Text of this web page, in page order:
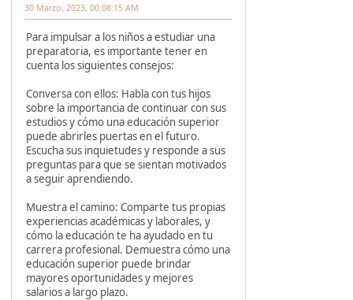
30 Marzo, 2023, 00:08:15 AM
Para impulsar a los niños a estudiar una
preparatoria, es importante tener en
cuenta los siguientes consejos:
Conversa con ellos: Habla con tus hijos
sobre la importancia de continuar con sus
estudios y cómo una educación superior
puede abrirles puertas en el futuro.
Escucha sus inquietudes y responde a sus
preguntas para que se sientan motivados
a seguir aprendiendo.
Muestra el camino: Comparte tus propias
experiencias académicas y laborales, y
cómo la educación te ha ayudado en tu
carrera profesional. Demuestra cómo una
educación superior puede brindar
mayores oportunidades y mejores
salarios a largo plazo.